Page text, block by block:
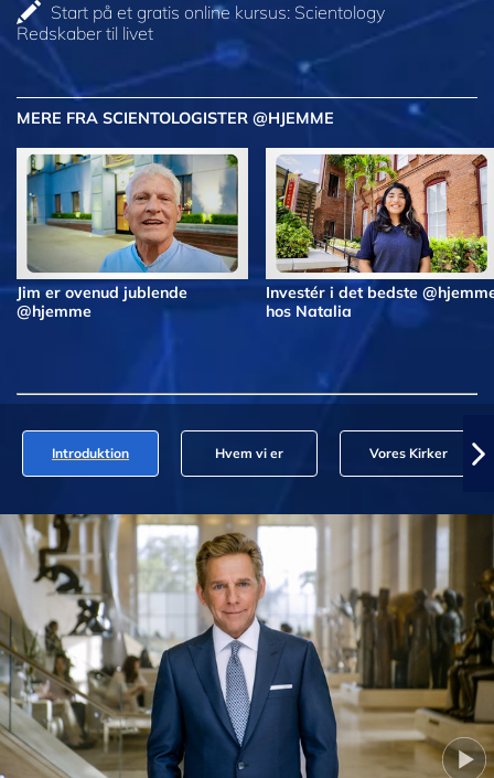
Start på et gratis online kursus: Scientology
Redskaber til livet
MERE FRA SCIENTOLOGISTER @HJEMME
Jim er ovenud jublende
@hjemme
Investér i det bedste
hos Natalia
Introduktion Hvem vi er Vores Kirker